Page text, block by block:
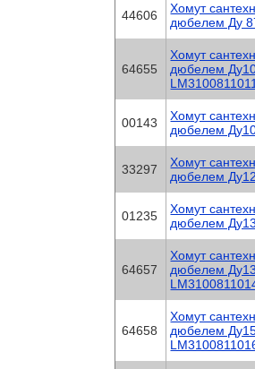
44606
Хомут
дюбелем Ду
64655
Хомут
дюбелем
00143
Хомут
дюбелем
33297
Хомут
дюбелем
01235
Хомут
дюбелем
64657
Хомут
дюбелем
64658
Хомут
дюбелем